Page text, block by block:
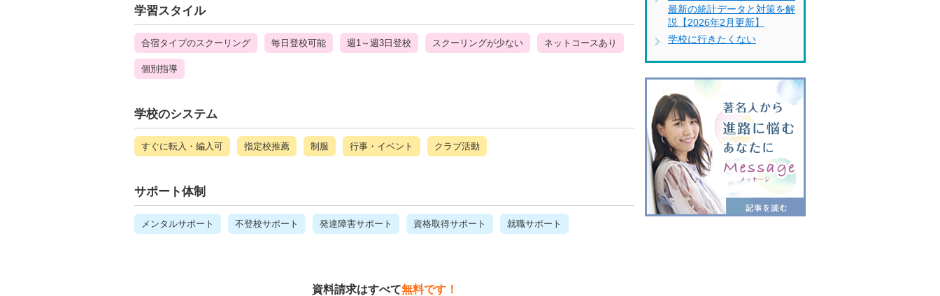
学習スタイル
合宿タイプのスクーリング 毎日登校可能 週1～週3日登校 スクーリングが少ない ネットコースあり
個別指導
学校のシステム
すぐに転入・編入可 指定校推薦 制服 行事・イベント クラブ活動
サポート体制
メンタルサポート 不登校サポート 発達障害サポート 資格取得サポート 就職サポート
資料請求はすべて無料です！
最新の統計データと対策を解
説【2026年2月更新】
学校に行きたくない